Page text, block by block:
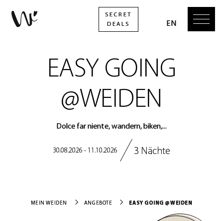
EASY GOING
@WEIDEN
Dolce far niente, wandern, biken,...
30.08.2026 - 11.10.2026 3 Nächte
MEIN WEIDEN ANGEBOTE EASY GOING @WEIDEN